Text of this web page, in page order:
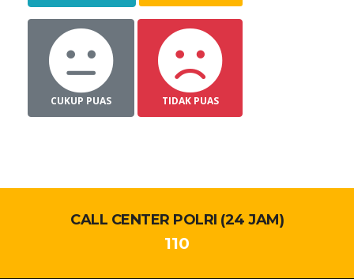
CUKUP PUAS TIDAK PUAS
CALL CENTER POLRI (24 JAM)
110